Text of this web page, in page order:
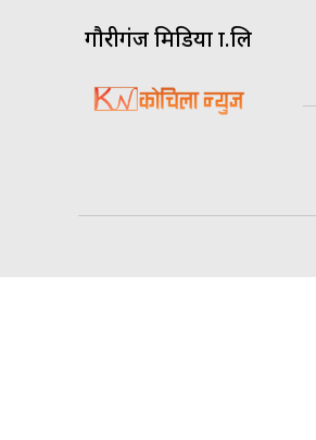
गौरीगंज मिडिया प्रा.लि